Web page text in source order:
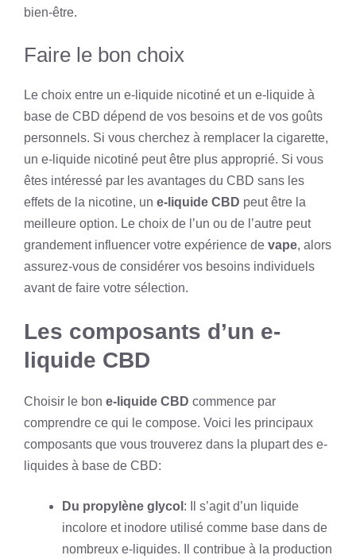
bien-être.
Faire le bon choix
Le choix entre un e-liquide nicotiné et un e-liquide à
base de CBD dépend de vos besoins et de vos goûts
personnels. Si vous cherchez à remplacer la cigarette,
un e-liquide nicotiné peut être plus approprié. Si vous
êtes intéressé par les avantages du CBD sans les
effets de la nicotine, un e-liquide CBD peut être la
meilleure option. Le choix de l’un ou de l’autre peut
grandement influencer votre expérience de vape, alors
assurez-vous de considérer vos besoins individuels
avant de faire votre sélection.
Les composants d’un e-
liquide CBD
Choisir le bon e-liquide CBD commence par
comprendre ce qui le compose. Voici les principaux
composants que vous trouverez dans la plupart des e-
liquides à base de CBD:
Du propylène glycol : Il s’agit d’un liquide
incolore et inodore utilisé comme base dans de
nombreux e-liquides. Il contribue à la production